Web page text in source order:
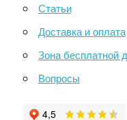
Статьи
Доставка и оплата
Зона бесплатной
Вопросы